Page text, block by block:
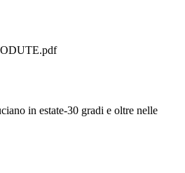
in estate-30 gradi e oltre nelle